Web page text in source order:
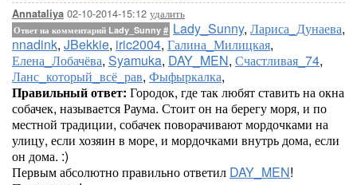
Annataliya 02-10-2014-15:12 удалить
Ответ на комментарий Lady_Sunny # Lady_Sunny, Лариса_Дунаева,
nnadink, JBekkie, iric2004, Галина_Милицкая,
Елена_Лобачёва, Syamuka, DAY_MEN, Счастливая_74,
Ланс_который_всё_рав, Фыфыркалка,
Правильный ответ: Городок, где так любят ставить на окна
собачек, называется Раума. Стоит он на берегу моря, и по
местной традиции, собачек поворачивают мордочками на
улицу, если хозяин в море, и мордочками внутрь дома, если
он дома. :)
Первым абсолютно правильно ответил DAY_MEN!